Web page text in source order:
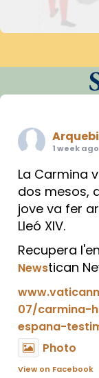
1 week ago
La Carmina
dos mesos,
jove va fer
Lleó XIV.
Recupera
Newstican
07/carmina-
espana-
Photo
View on Facebook